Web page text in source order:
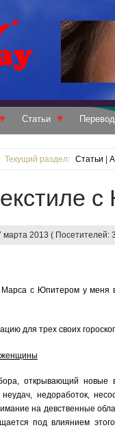
Статьи
Текущий раздел: Статьи
марта 2013 ( Посетителей:
Марса с Юпитером у меня
для трех своих
женщины
открывающий новые
недоработок,
на девственные
под влиянием